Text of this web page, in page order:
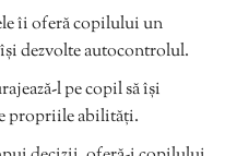
îi oferă copilului un
dezvolte autocontrolul.
l pe copil să își
propriile abilități.